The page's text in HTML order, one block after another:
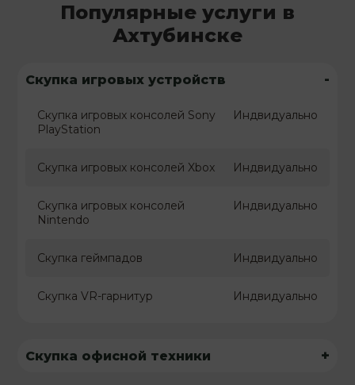
Популярные услуги в
Ахтубинске
Скупка игровых устройств -
Скупка игровых консолей Sony
PlayStation
Индвидуально
Скупка игровых консолей Xbox Индвидуально
Скупка игровых консолей
Nintendo
Индвидуально
Скупка геймпадов Индвидуально
Скупка VR-гарнитур Индвидуально
Скупка офисной техники +